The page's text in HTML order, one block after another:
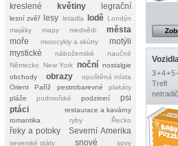
kreslené
květiny legrační
lesní zvěř lesy letadla lodě Londýn
majáky
mapy medvědi
města
moře
motocykly a skútry
motýli
mystické
náboženské
naučné
Německo
New York noční nostalgie
obchody
obrazy
opuštěná místa
Orient
Paříž pestrobarevné
plakáty
pláže
podmořské podzimní
psi
ptáci
restaurace a kavárny
romantika
ryby Řecko
řeky a potoky Severní Amerika
severské státy snové
sovy
3 + 4 +
Trefl